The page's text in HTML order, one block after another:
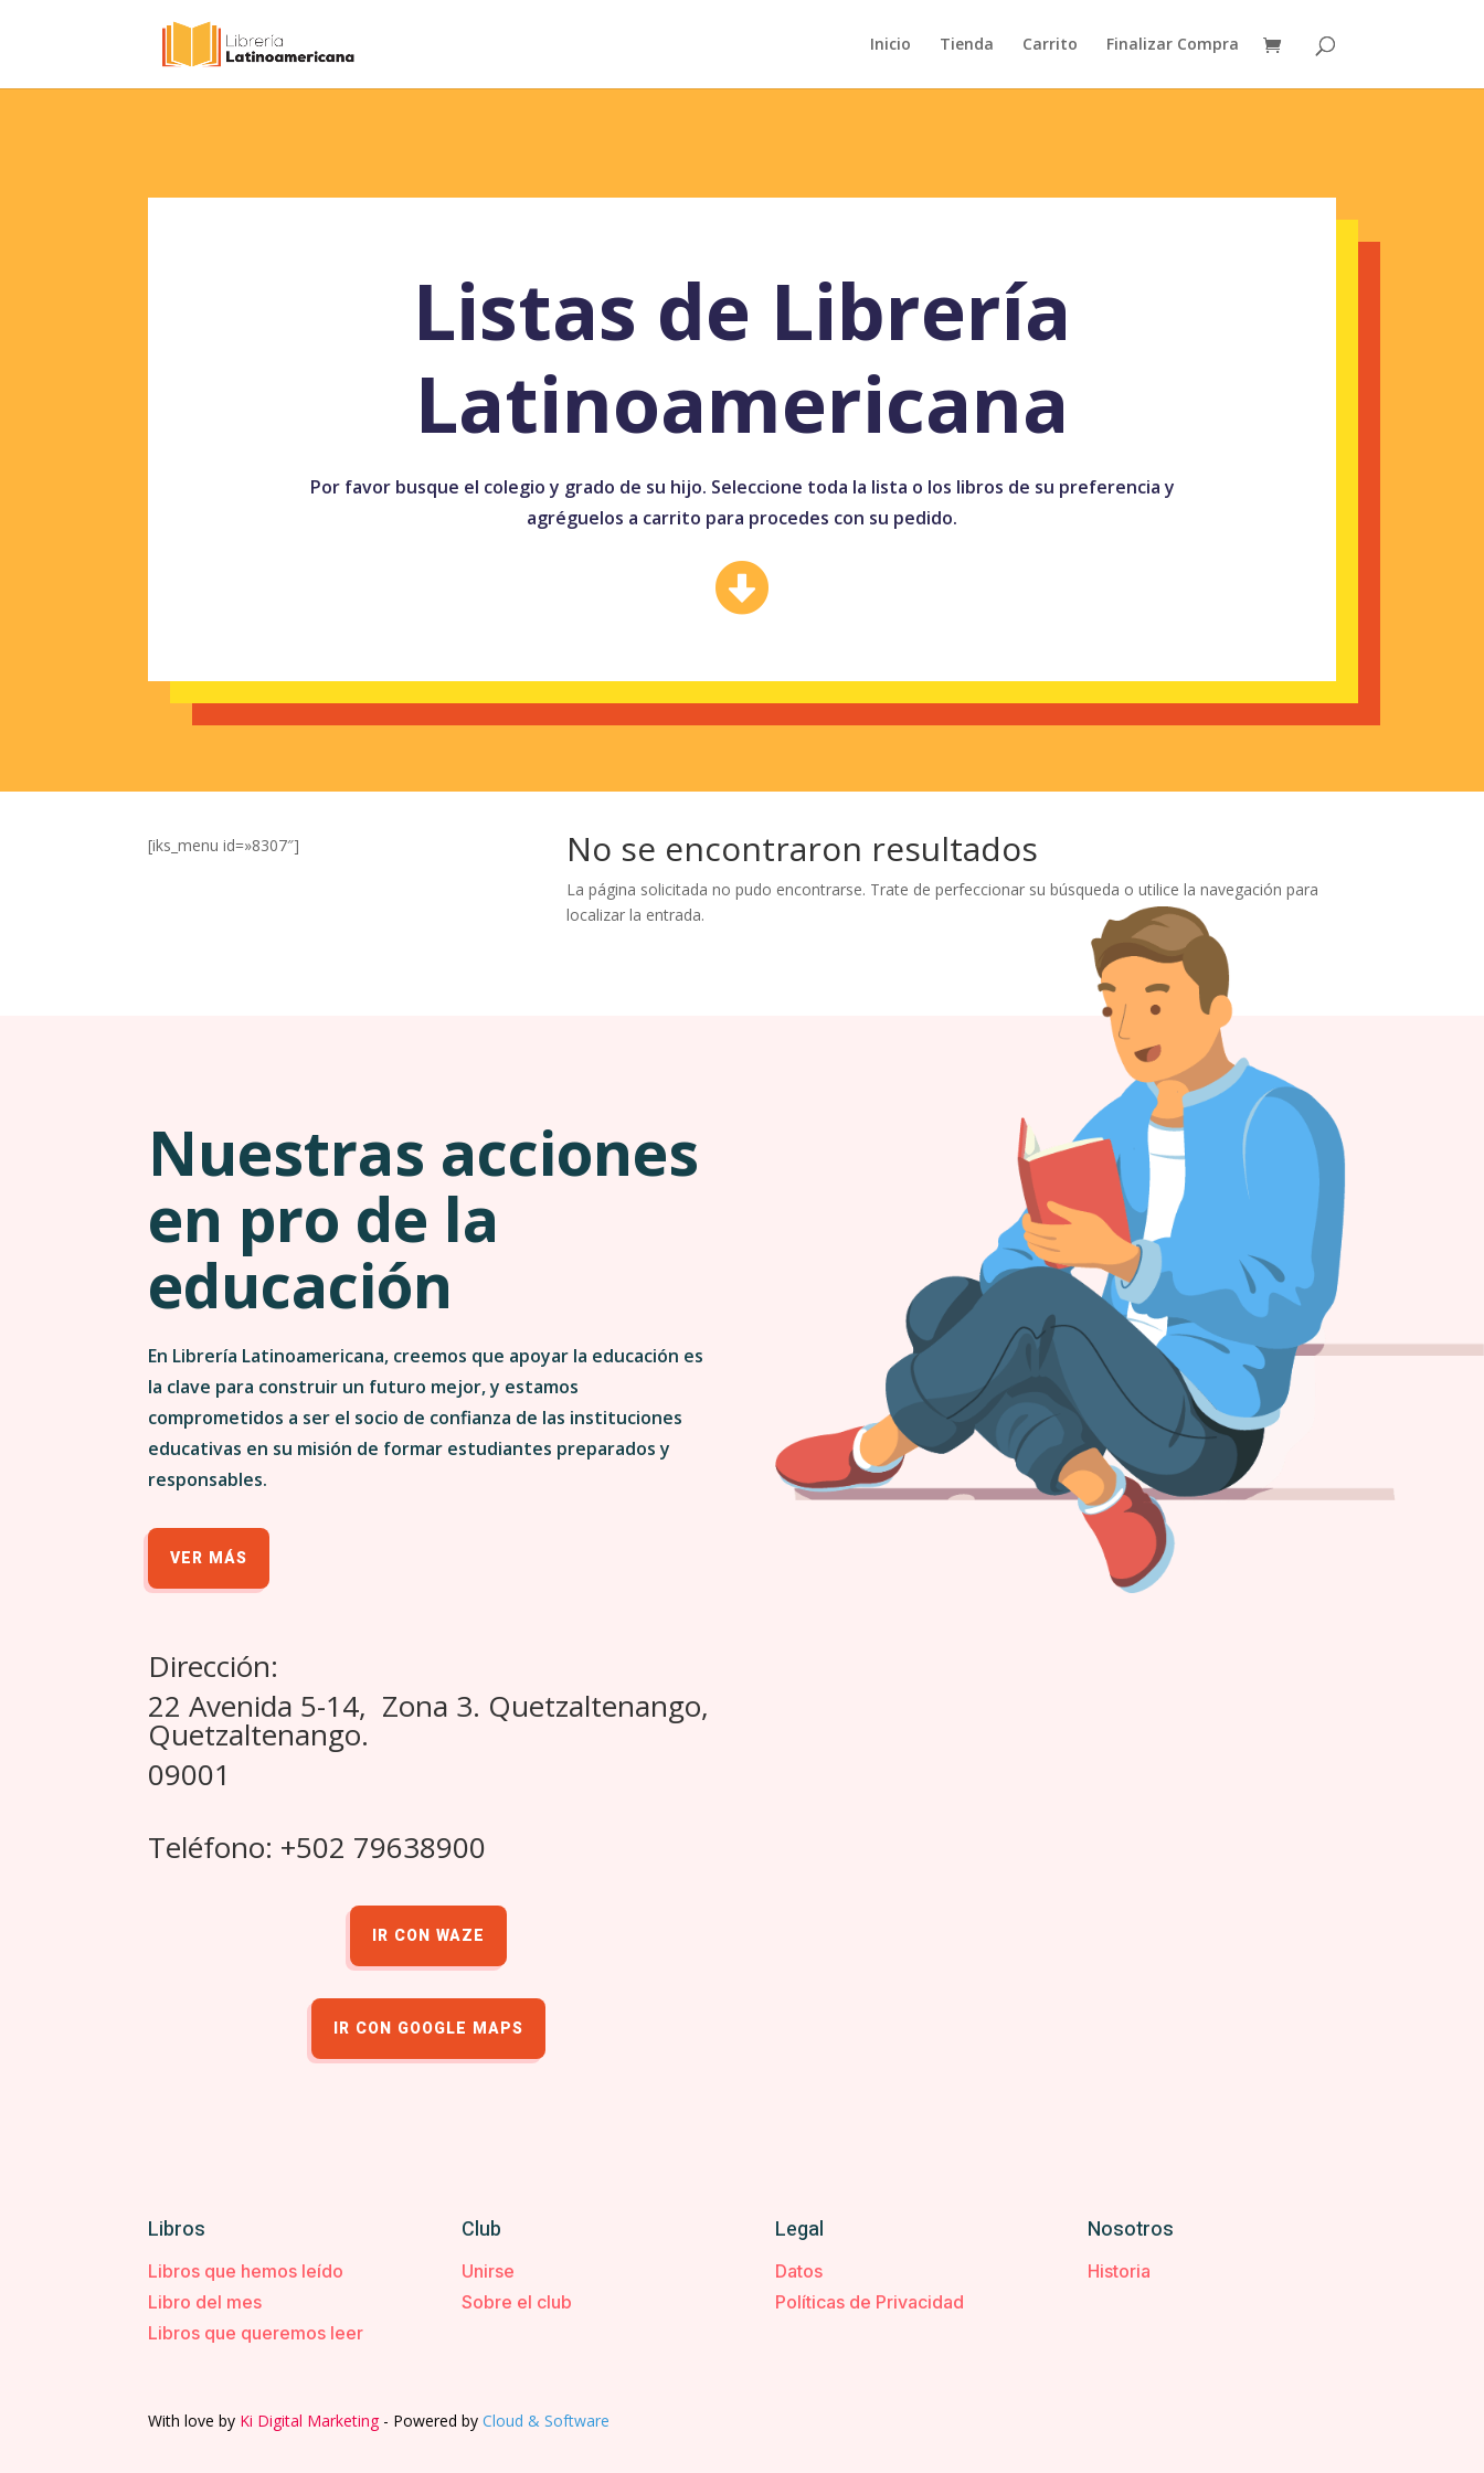
Inicio Tienda Carrito Finalizar Compra
Listas de Librería
Latinoamericana
Por favor busque el colegio y grado de su hijo. Seleccione toda la lista o los libros de su preferencia y
agréguelos a carrito para procedes con su pedido.

[iks_menu id=»8307″] No se encontraron resultados
La página solicitada no pudo encontrarse. Trate de perfeccionar su búsqueda o utilice la navegación para
localizar la entrada.
Nuestras acciones
en pro de la
educación
En Librería Latinoamericana, creemos que apoyar la educación es
la clave para construir un futuro mejor, y estamos
comprometidos a ser el socio de confianza de las instituciones
educativas en su misión de formar estudiantes preparados y
responsables.
VER MÁS
Dirección:
22 Avenida 5-14, Zona 3. Quetzaltenango,
Quetzaltenango.
09001
Teléfono: +502 79638900
IR CON WAZE
IR CON GOOGLE MAPS
Libros
Libros que hemos leído
Libro del mes
Libros que queremos leer
Club
Unirse
Sobre el club
Legal
Datos
Políticas de Privacidad
Nosotros
Historia
With love by Ki Digital Marketing - Powered byCloud & Software